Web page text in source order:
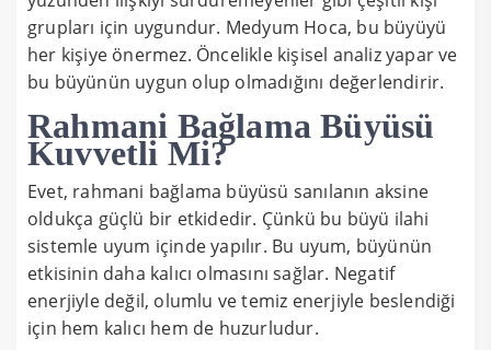
grupları için uygundur. Medyum Hoca, bu büyüyü
her kişiye önermez. Öncelikle kişisel analiz yapar ve
bu büyünün uygun olup olmadığını değerlendirir.
Rahmani Bağlama Büyüsü
Kuvvetli Mi?
Evet, rahmani bağlama büyüsü sanılanın aksine
oldukça güçlü bir etkidedir. Çünkü bu büyü ilahi
sistemle uyum içinde yapılır. Bu uyum, büyünün
etkisinin daha kalıcı olmasını sağlar. Negatif
enerjiyle değil, olumlu ve temiz enerjiyle beslendiği
için hem kalıcı hem de huzurludur.